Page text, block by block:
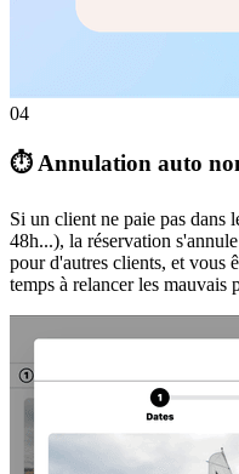
04
⏱️ Annulation auto
Si un client ne paie pas dans
48h...), la réservation
pour d'autres clients, et vous
temps à relancer les mauvais